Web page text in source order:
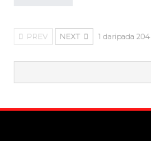
PREV NEXT 1 daripada 204